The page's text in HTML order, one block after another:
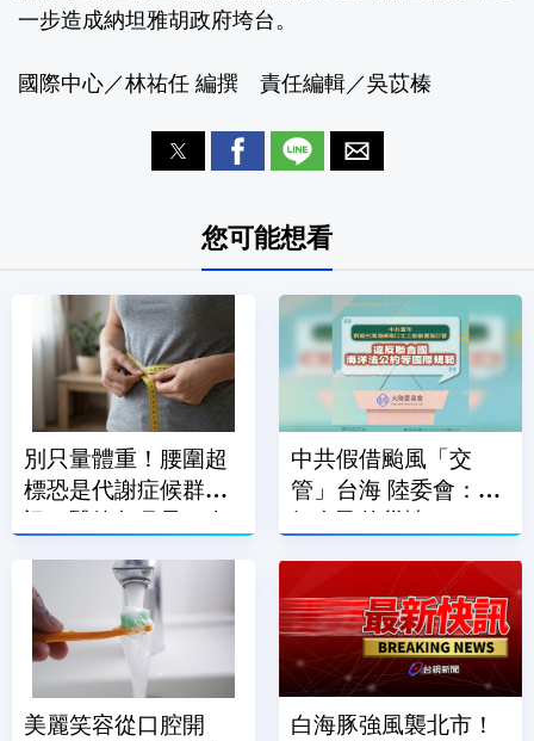
一步造成納坦雅胡政府垮台。
國際中心／林祐任 編撰 責任編輯／吳苡榛
您可能想看
別只量體重！腰圍超
標恐是代謝症候群警
訊 醫籲每月量一次
中共假借颱風「交
管」台海 陸委會：顧
好自己的災情
美麗笑容從口腔開
白海豚強風襲北市！